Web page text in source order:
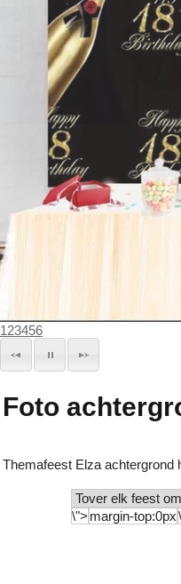
123456
Foto
Themafeest Elza achtergrond